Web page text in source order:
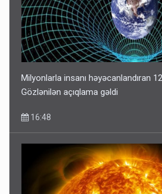
Milyonlarla insanı həyəcanlandıran
Gözlənilən açıqlama gəldi
16:48